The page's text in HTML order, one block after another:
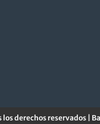
derechos reservados |